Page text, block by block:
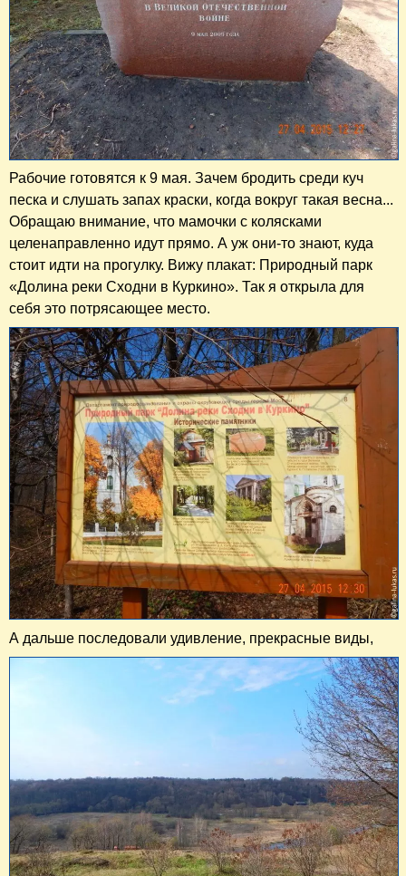
Рабочие готовятся к 9 мая. Зачем бродить среди куч
песка и слушать запах краски, когда вокруг такая весна...
Обращаю внимание, что мамочки с колясками
целенаправленно идут прямо. А уж они-то знают, куда
стоит идти на прогулку. Вижу плакат: Природный парк
«Долина реки Сходни в Куркино». Так я открыла для
себя это потрясающее место.
​А дальше последовали удивление, прекрасные виды,